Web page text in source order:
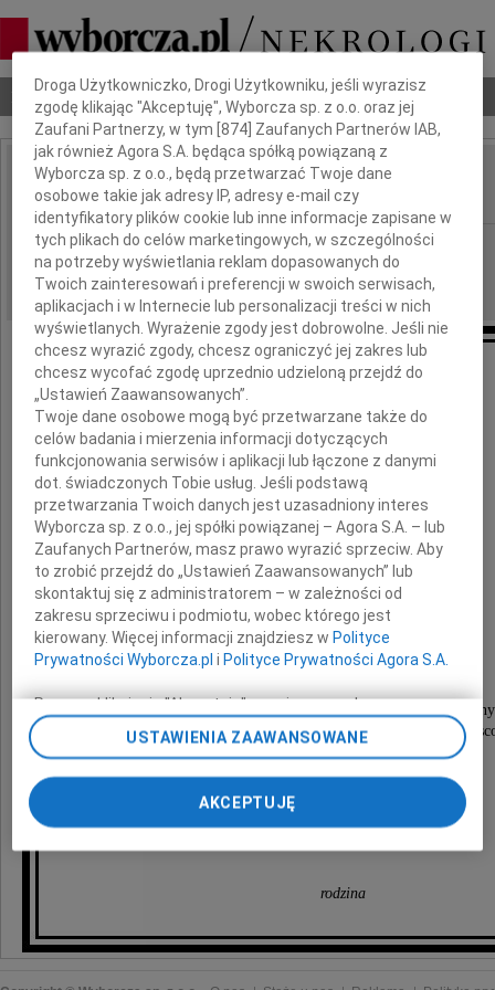
Nekrologi Odeszli Poradnik pogrzebowy
IMIĘ I NAZWISKO: Helena Pazik
REGION: Warszawa
DATA EMISJI: 23.09.2009
W dniu 20 września 2009 roku
Helena Pazik
ukochana Żona, Mama i Babcia
Nabożeństwo żałobne odprawione zostanie
dnia 25 września 2009 roku o godzinie 8.40
w kościele św. Wincentego na Bródnie
po czym nastąpi odprowadzenie na cmentarz
do grobu rodzinnego.
O czym zawiadamia
pogrążona w głębokim smutku
rodzina
Dbamy o Twoją prywatność
Droga Użytkowniczko, Drogi Użytkowniku, jeśli wyrazisz
zgodę klikając "Akceptuję", Wyborcza sp. z o.o. oraz jej
Zaufani Partnerzy, w tym [874 ] Zaufanych Partnerów IAB,
jak również Agora S.A. będąca spółką powiązaną z
Wyborcza sp. z o.o., będą przetwarzać Twoje dane
osobowe takie jak adresy IP, adresy e-mail czy
identyfikatory plików cookie lub inne informacje zapisane w
tych plikach do celów marketingowych, w szczególności
na potrzeby wyświetlania reklam dopasowanych do
Twoich zainteresowań i preferencji w swoich serwisach,
aplikacjach i w Internecie lub personalizacji treści w nich
wyświetlanych. Wyrażenie zgody jest dobrowolne. Jeśli nie
chcesz wyrazić zgody, chcesz ograniczyć jej zakres lub
chcesz wycofać zgodę uprzednio udzieloną przejdź do
„Ustawień Zaawansowanych”.
Twoje dane osobowe mogą być przetwarzane także do
celów badania i mierzenia informacji dotyczących
funkcjonowania serwisów i aplikacji lub łączone z danymi
dot. świadczonych Tobie usług. Jeśli podstawą
przetwarzania Twoich danych jest uzasadniony interes
Wyborcza sp. z o.o., jej spółki powiązanej – Agora S.A. – lub
Zaufanych Partnerów, masz prawo wyrazić sprzeciw. Aby
to zrobić przejdź do „Ustawień Zaawansowanych” lub
skontaktuj się z administratorem – w zależności od
zakresu sprzeciwu i podmiotu, wobec którego jest
kierowany. Więcej informacji znajdziesz w Polityce
Prywatności Wyborcza.pl i Polityce Prywatności Agora S.A.
Poprzez kliknięcie "Akceptuję" wyrażasz zgodę na
zainstalowanie i przechowywanie plików typu cookie
Wyborczej sp. z o. o. jej Zaufanych Partnerów i Agora S.A.
chwili zmienić swoje preferencje dot. plików cookie,
ponownie wywołując narzędzie do zarządzania Twoimi
Zmiana ustawień plików cookie możliwa jest także za
USTAWIENIA ZAAWANSOWANE
AKCEPTUJĘ